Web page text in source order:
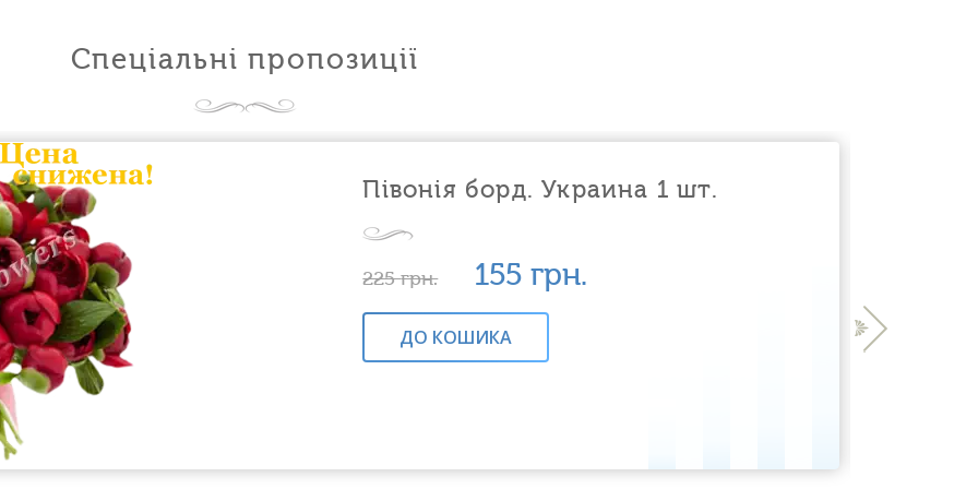
Спеціальні пропозиції
Півонія борд. Украина 1 шт.
225грн. 155грн.
ДО КОШИКА
›